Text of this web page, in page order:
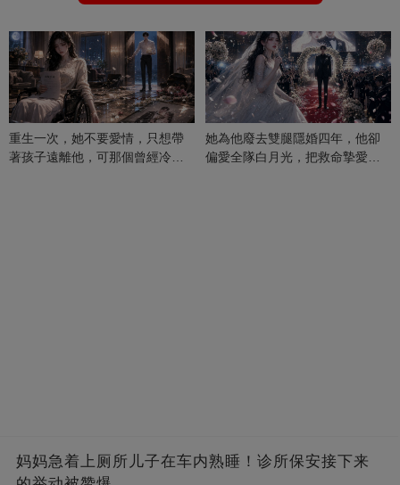
重生一次，她不要愛情，只想帶
著孩子遠離他，可那個曾經冷漠
她為他廢去雙腿隱婚四年，他卻
偏愛全隊白月光，把救命摯愛當
妈妈急着上厕所儿子在车内熟睡！诊所保安接下来